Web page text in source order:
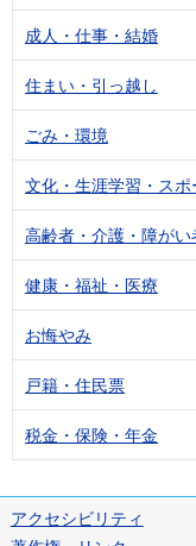
成人・仕事・結婚
住まい・引っ越し
ごみ・環境
文化・生涯学習・スポ
高齢者・介護・障がい
健康・福祉・医療
お悔やみ
戸籍・住民票
税金・保険・年金
アクセシビリティ